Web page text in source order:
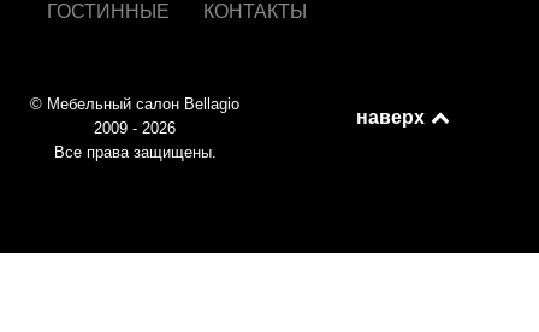
ГОСТИННЫЕ
КОНТАКТЫ
© Мебельный салон Bellagio
2009 - 2026
Все права защищены.
наверх